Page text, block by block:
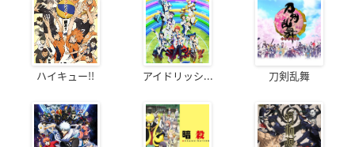
ハイキュー!! アイドリッシ... 刀剣乱舞